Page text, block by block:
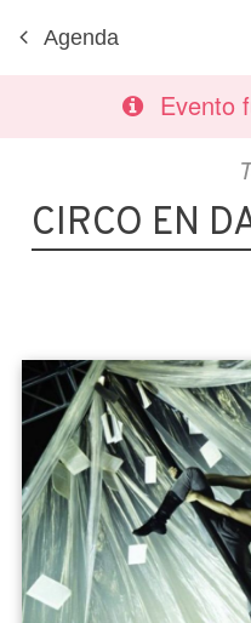
Agenda
Evento
CIRCO EN